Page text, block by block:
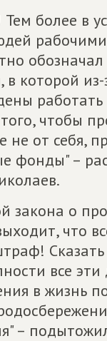
более в
в которой
чтобы
не от себя,
фонды" –
закона о
что
все
в жизнь
–